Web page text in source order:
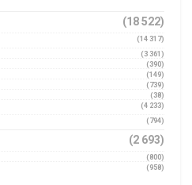
(18 522)
(14 317)
(3 361)
(390)
(149)
(739)
(38)
(4 233)
(794)
(2 693)
(800)
(958)